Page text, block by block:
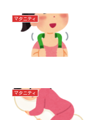
マタニティ
マタニティ